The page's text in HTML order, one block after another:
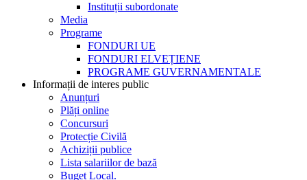
Instituții subordonate
Media
Programe
FONDURI UE
FONDURI ELVEȚIENE
PROGRAME GUVERNAMENTALE
Informații de interes public
Anunțuri
Plăți online
Concursuri
Protecție Civilă
Achiziții publice
Lista salariilor de bază
Buget Local.